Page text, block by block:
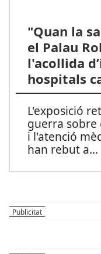
"Quan la
el Palau
l'acollida
hospitals
L'exposició
guerra sobre
i l'atenció
han rebut a...